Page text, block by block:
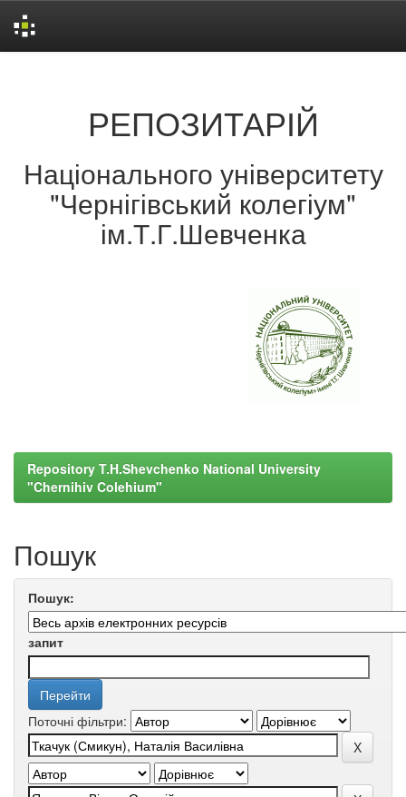
РЕПОЗИТАРІЙ
Національного університету
"Чернігівський колегіум"
ім.Т.Г.Шевченка
Repository T.H.Shevchenko National University
"Chernihiv Colehium"
Пошук
Пошук:
запит
Поточні фільтри: